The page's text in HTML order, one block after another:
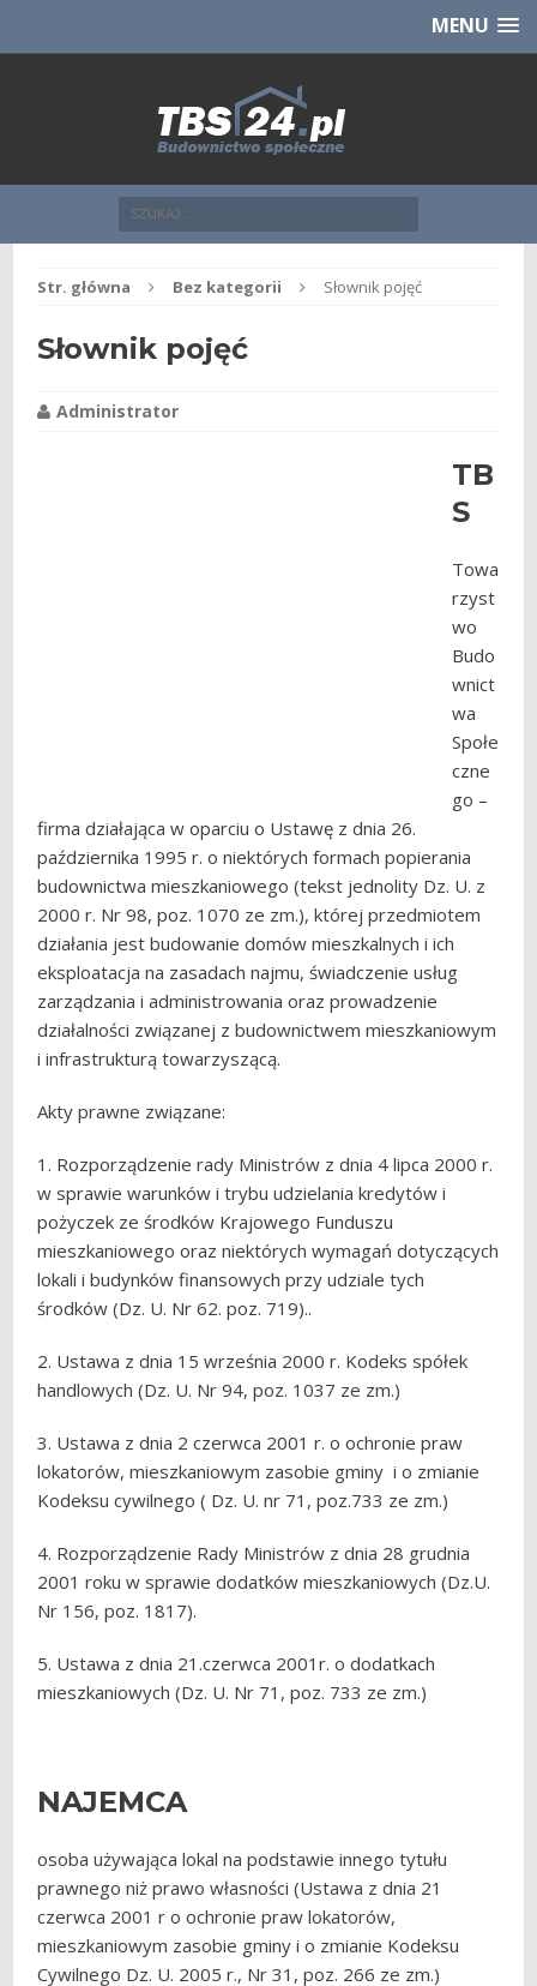
CHCĘ [klik]MENU
Str. główna Bez kategorii Słownik pojęć
Słownik pojęć
Administrator
TB
S
Towa
rzyst
wo
Budo
wnict
wa
Społe
czne
go –
firma działająca w oparciu o Ustawę z dnia 26.
października 1995 r. o niektórych formach popierania
budownictwa mieszkaniowego (tekst jednolity Dz. U. z
2000 r. Nr 98, poz. 1070 ze zm.), której przedmiotem
działania jest budowanie domów mieszkalnych i ich
eksploatacja na zasadach najmu, świadczenie usług
zarządzania i administrowania oraz prowadzenie
działalności związanej z budownictwem mieszkaniowym
i infrastrukturą towarzyszącą.
Akty prawne związane:
1. Rozporządzenie rady Ministrów z dnia 4 lipca 2000 r.
w sprawie warunków i trybu udzielania kredytów i
pożyczek ze środków Krajowego Funduszu
mieszkaniowego oraz niektórych wymagań dotyczących
lokali i budynków finansowych przy udziale tych
środków (Dz. U. Nr 62. poz. 719)..
2. Ustawa z dnia 15 września 2000 r. Kodeks spółek
handlowych (Dz. U. Nr 94, poz. 1037 ze zm.)
3. Ustawa z dnia 2 czerwca 2001 r. o ochronie praw
lokatorów, mieszkaniowym zasobie gminy i o zmianie
Kodeksu cywilnego ( Dz. U. nr 71, poz.733 ze zm.)
4. Rozporządzenie Rady Ministrów z dnia 28 grudnia
2001 roku w sprawie dodatków mieszkaniowych (Dz.U.
Nr 156, poz. 1817).
5. Ustawa z dnia 21.czerwca 2001r. o dodatkach
mieszkaniowych (Dz. U. Nr 71, poz. 733 ze zm.)
NAJEMCA
osoba używająca lokal na podstawie innego tytułu
prawnego niż prawo własności (Ustawa z dnia 21
czerwca 2001 r o ochronie praw lokatorów,
mieszkaniowym zasobie gminy i o zmianie Kodeksu
Cywilnego Dz. U. 2005 r., Nr 31, poz. 266 ze zm.)